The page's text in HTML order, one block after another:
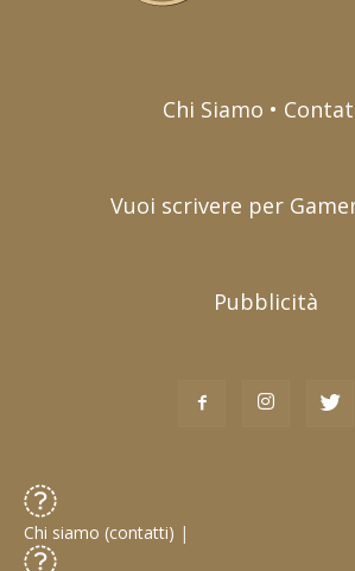
Chi Siamo •
Vuoi scrivere per
Pubblicità
Chi siamo (contatti) |